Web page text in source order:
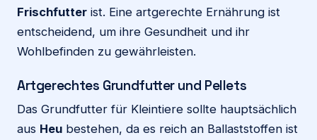
Frischfutter ist. Eine artgerechte Ernährung ist
entscheidend, um ihre Gesundheit und ihr
Wohlbefinden zu gewährleisten.
Artgerechtes Grundfutter und Pellets
Das Grundfutter für Kleintiere sollte hauptsächlich
aus Heu bestehen, da es reich an Ballaststoffen ist